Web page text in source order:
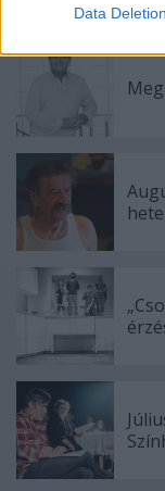
related to
Data Deletion
hete